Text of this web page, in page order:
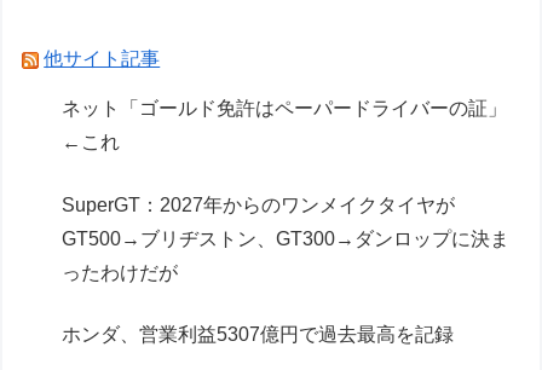
プロジェクトを経験した専門家を何人か呼び戻し
普通二輪取ったやつが乗るべきバイクｗｗｗｗｗ
Powered by livedoor 相互RSS
他サイト記事
ネット「ゴールド免許はペーパードライバーの証」
←これ
SuperGT：2027年からのワンメイクタイヤが
GT500→ブリヂストン、GT300→ダンロップに決ま
ったわけだが
ホンダ、営業利益5307億円で過去最高を記録